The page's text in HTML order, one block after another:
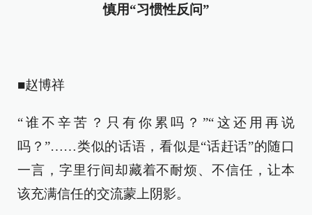
慎用“习惯性反问”
■赵博祥
“谁不辛苦？只有你累吗？”“这还用再说
吗？”……类似的话语，看似是“话赶话”的随口
一言，字里行间却藏着不耐烦、不信任，让本
该充满信任的交流蒙上阴影。